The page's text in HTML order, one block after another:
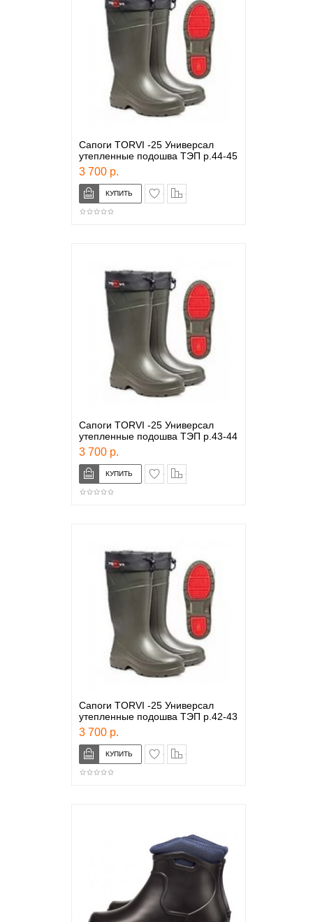
Сапоги TORVI -25 Универсал
утепленные подошва ТЭП р.44-45
3 700 р.
в закладки
Сапоги TORVI -25 Универсал
утепленные подошва ТЭП р.43-44
3 700 р.
в закладки
Сапоги TORVI -25 Универсал
утепленные подошва ТЭП р.42-43
3 700 р.
в закладки